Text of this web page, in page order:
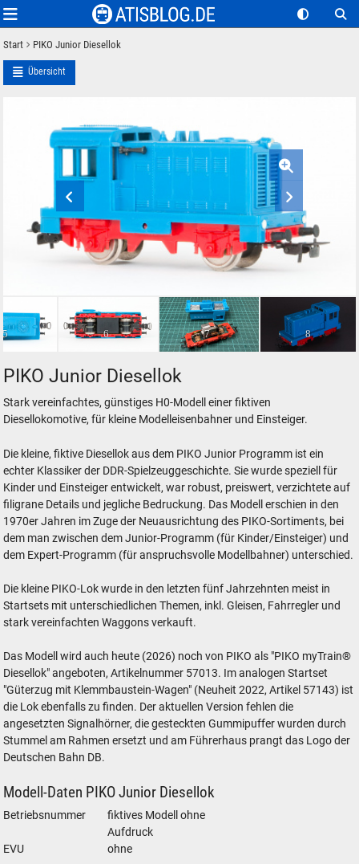
Start PIKO Junior Diesellok
Übersicht
PIKO Junior Diesellokomotive in H0 1:87 DDR Riemenantrieb
5 6 7 8
PIKO Junior Diesellok
Stark vereinfachtes, günstiges H0-Modell einer fiktiven
Diesellokomotive, für kleine Modelleisenbahner und Einsteiger.
Die kleine, fiktive Diesellok aus dem PIKO Junior Programm ist ein
echter Klassiker der DDR-Spielzeuggeschichte. Sie wurde speziell für
Kinder und Einsteiger entwickelt, war robust, preiswert, verzichtete auf
filigrane Details und jegliche Bedruckung. Das Modell erschien in den
1970er Jahren im Zuge der Neuausrichtung des PIKO-Sortiments, bei
dem man zwischen dem Junior-Programm (für Kinder/Einsteiger) und
dem Expert-Programm (für anspruchsvolle Modellbahner) unterschied.
Die kleine PIKO-Lok wurde in den letzten fünf Jahrzehnten meist in
Startsets mit unterschiedlichen Themen, inkl. Gleisen, Fahrregler und
stark vereinfachten Waggons verkauft.
Das Modell wird auch heute (2026) noch von PIKO als "PIKO myTrain®
Diesellok" angeboten, Artikelnummer 57013. Im analogen Startset
"Güterzug mit Klemmbaustein-Wagen" (Neuheit 2022, Artikel 57143) ist
die Lok ebenfalls zu finden. Der aktuellen Version fehlen die
angesetzten Signalhörner, die gesteckten Gummipuffer wurden durch
Stummel am Rahmen ersetzt und am Führerhaus prangt das Logo der
Deutschen Bahn DB.
Modell-Daten PIKO Junior Diesellok
Betriebsnummer
fiktives Modell ohne
Aufdruck
EVU
ohne